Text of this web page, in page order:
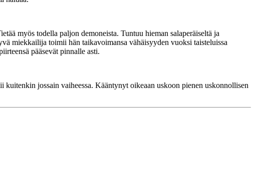
myös todella paljon demoneista. Tuntuu hieman salaperäiseltä ja
miekkailija toimii hän taikavoimansa vähäisyyden vuoksi taisteluissa
pääsevät pinnalle asti.
jossain vaiheessa. Kääntynyt oikeaan uskoon pienen uskonnollisen